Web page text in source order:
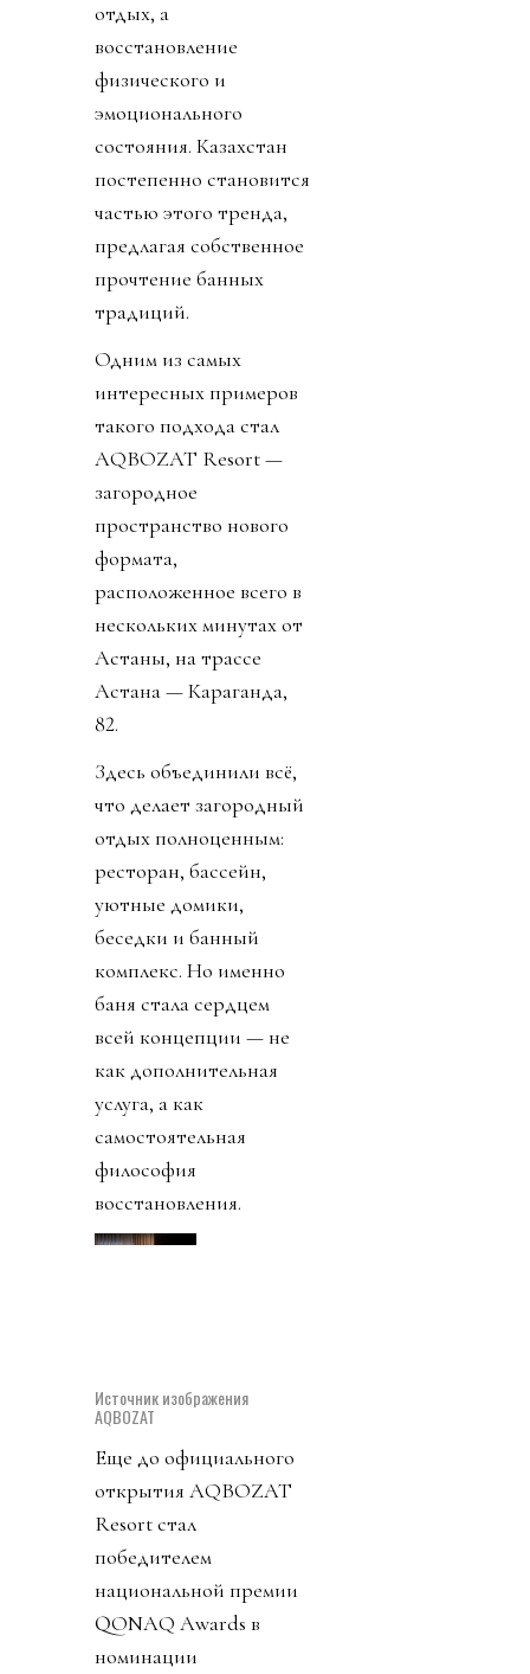
отдых, а
восстановление
физического и
эмоционального
состояния. Казахстан
постепенно становится
частью этого тренда,
предлагая собственное
прочтение банных
традиций.
Одним из самых
интересных примеров
такого подхода стал
AQBOZAT Resort —
загородное
пространство нового
формата,
расположенное всего в
нескольких минутах от
Астаны, на трассе
Астана — Караганда,
82.
Здесь объединили всё,
что делает загородный
отдых полноценным:
ресторан, бассейн,
уютные домики,
беседки и банный
комплекс. Но именно
баня стала сердцем
всей концепции — не
как дополнительная
услуга, а как
самостоятельная
философия
восстановления.
Источник изображения
AQBOZAT
Еще до официального
открытия AQBOZAT
Resort стал
победителем
национальной премии
QONAQ Awards в
номинации